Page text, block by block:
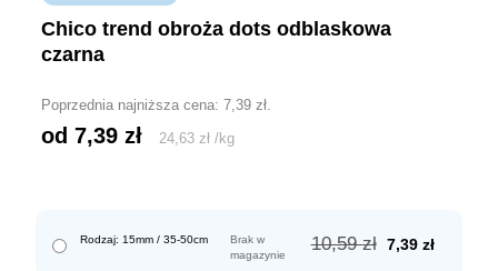
chico trend obroża dots odblaskowa
czarna
Poprzednia najniższa cena:7,39zł
od 7,39zł 24,63 zł /kg
Rodzaj: 15mm / 35-50cm 10,59zł Pierwotna
7,39 zł
Brak w
magazynie